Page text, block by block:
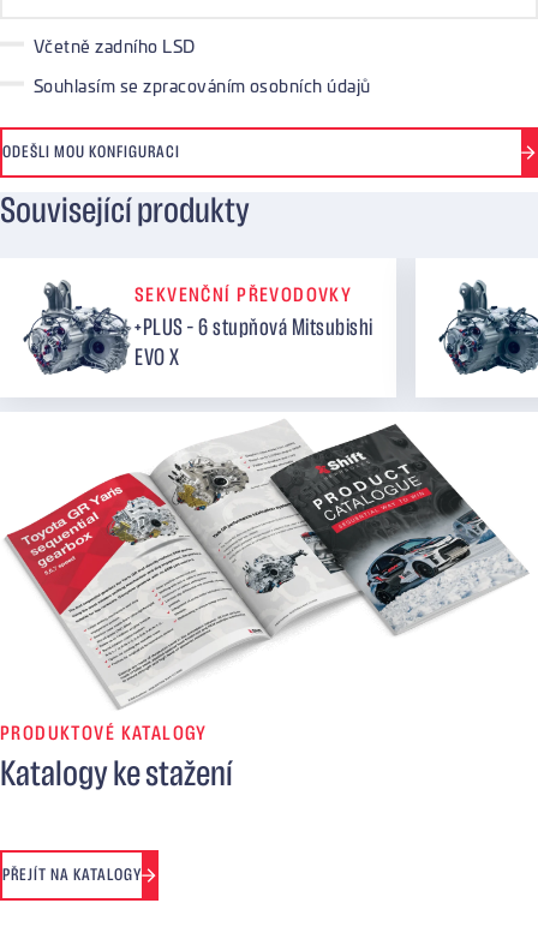
Včetně zadního LSD
Souhlasím se zpracováním osobních údajů
ODEŠLI MOU KONFIGURACI
Související produkty
SEKVENČNÍ PŘEVODOVKY
+PLUS – 6 stupňová Mitsubishi
EVO X
PRODUKTOVÉ KATALOGY
Katalogy ke stažení
PŘEJÍT NA KATALOGY